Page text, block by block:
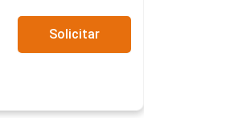
Solicitar